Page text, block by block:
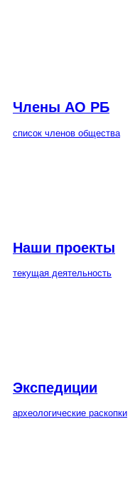
Члены АО РБ
список членов общества
Наши проекты
текущая деятельность
Экспедиции
археологические раскопки